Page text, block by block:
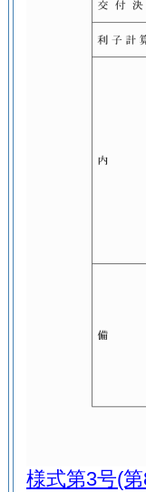
様式第3号(